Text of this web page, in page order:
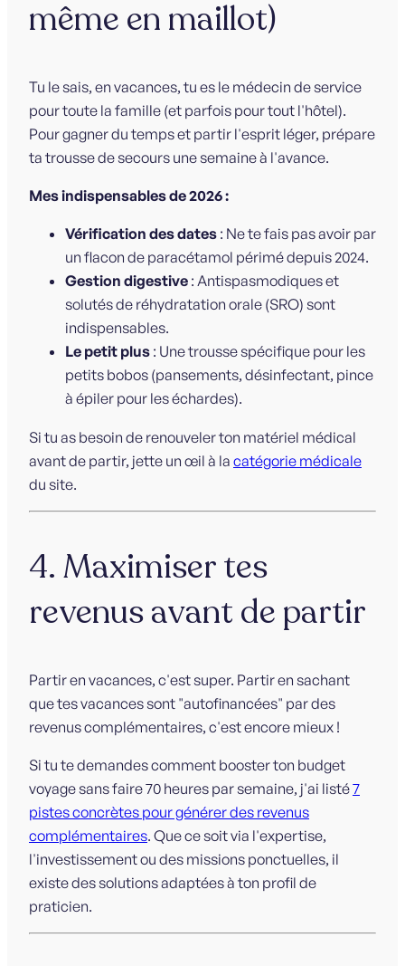
même en maillot)
Tu le sais, en vacances, tu es le médecin de service
pour toute la famille (et parfois pour tout l'hôtel).
Pour gagner du temps et partir l'esprit léger, prépare
ta trousse de secours une semaine à l'avance.
Mes indispensables de 2026 :
Vérification des dates : Ne te fais pas avoir par
un flacon de paracétamol périmé depuis 2024.
Gestion digestive : Antispasmodiques et
solutés de réhydratation orale (SRO) sont
indispensables.
Le petit plus : Une trousse spécifique pour les
petits bobos (pansements, désinfectant, pince
à épiler pour les échardes).
Si tu as besoin de renouveler ton matériel médical
avant de partir, jette un œil à la catégorie médicale
du site.
4. Maximiser tes
revenus avant de partir
Partir en vacances, c'est super. Partir en sachant
que tes vacances sont "autofinancées" par des
revenus complémentaires, c'est encore mieux !
Si tu te demandes comment booster ton budget
voyage sans faire 70 heures par semaine, j'ai listé7
pistes concrètes pour générer des revenus
complémentaires. Que ce soit via l'expertise,
l'investissement ou des missions ponctuelles, il
existe des solutions adaptées à ton profil de
praticien.